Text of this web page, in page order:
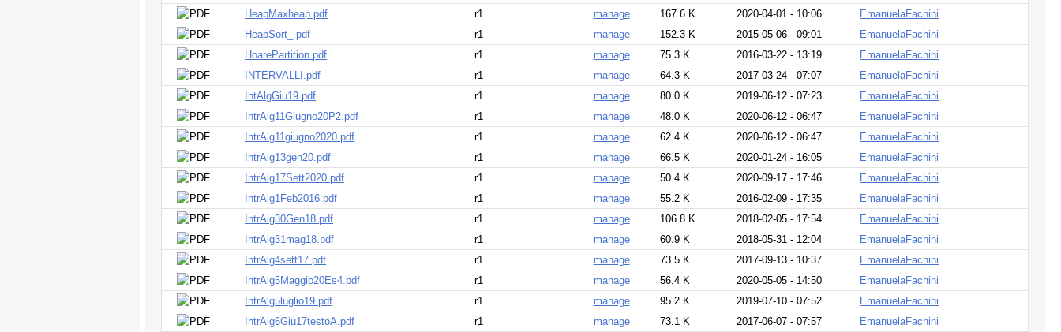
HeapMaxheap.pdf
r1 manage 167.6 K 2020-04-01 - 10:06
EmanuelaFachini
HeapSort_.pdf
r1 manage 152.3 K 2015-05-06 - 09:01
EmanuelaFachini
HoarePartition.pdf
r1 manage 75.3 K 2016-03-22 - 13:19
EmanuelaFachini
INTERVALLI.pdf
r1 manage 64.3 K 2017-03-24 - 07:07
EmanuelaFachini
IntAlgGiu19.pdf
r1 manage 80.0 K 2019-06-12 - 07:23
EmanuelaFachini
IntrAlg11Giugno20P2.pdf
r1 manage 48.0 K 2020-06-12 - 06:47
EmanuelaFachini
IntrAlg11giugno2020.pdf
r1 manage 62.4 K 2020-06-12 - 06:47
EmanuelaFachini
IntrAlg13gen20.pdf
r1 manage 66.5 K 2020-01-24 - 16:05
EmanuelaFachini
IntrAlg17Sett2020.pdf
r1 manage 50.4 K 2020-09-17 - 17:46
EmanuelaFachini
IntrAlg1Feb2016.pdf
r1 manage 55.2 K 2016-02-09 - 17:35
EmanuelaFachini
IntrAlg30Gen18.pdf
r1 manage 106.8 K 2018-02-05 - 17:54
EmanuelaFachini
IntrAlg31mag18.pdf
r1 manage 60.9 K 2018-05-31 - 12:04
EmanuelaFachini
IntrAlg4sett17.pdf
r1 manage 73.5 K 2017-09-13 - 10:37
EmanuelaFachini
IntrAlg5Maggio20Es4.pdf
r1 manage 56.4 K 2020-05-05 - 14:50
EmanuelaFachini
IntrAlg5luglio19.pdf
r1 manage 95.2 K 2019-07-10 - 07:52
EmanuelaFachini
IntrAlg6Giu17testoA.pdf
r1 manage 73.1 K 2017-06-07 - 07:57
EmanuelaFachini